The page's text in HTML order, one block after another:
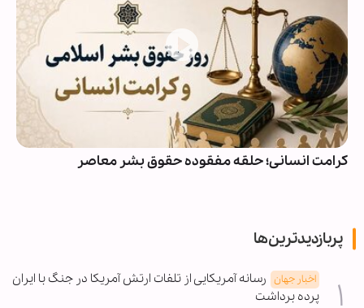
کرامت انسانی؛ حلقه مفقوده حقوق بشر معاصر
پربازدیدترین‌ها
اخبار جهان رسانه آمریکایی از تلفات ارتش آمریکا در جنگ با ایران
پرده برداشت